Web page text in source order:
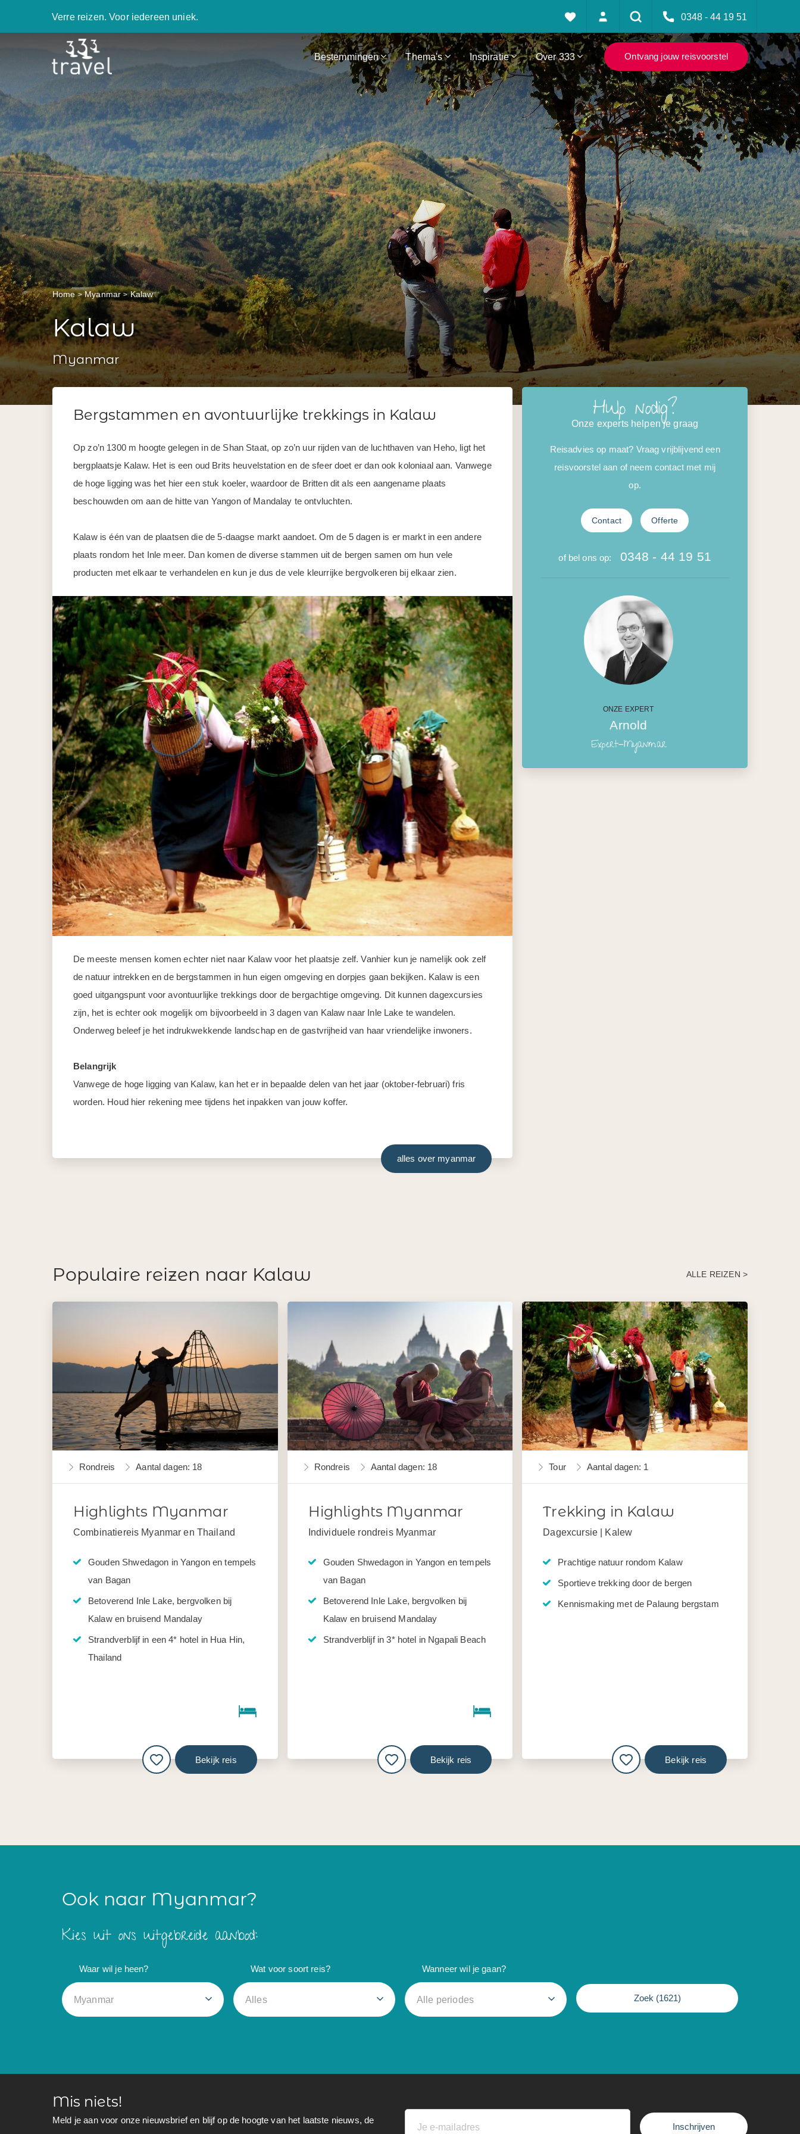
Verre reizen. Voor iedereen uniek. 0348 - 44 19 51
Bestemmingen Thema's Inspiratie Over 333 Ontvang jouw reisvoorstel
Home Myanmar Kalaw
Kalaw
Myanmar
Bergstammen en avontuurlijke trekkings in Kalaw
Op zo’n 1300 m hoogte gelegen in de Shan Staat, op zo’n uur rijden van de luchthaven van Heho, ligt het
bergplaatsje Kalaw. Het is een oud Brits heuvelstation en de sfeer doet er dan ook koloniaal aan. Vanwege
de hoge ligging was het hier een stuk koeler, waardoor de Britten dit als een aangename plaats
beschouwden om aan de hitte van Yangon of Mandalay te ontvluchten.
Kalaw is één van de plaatsen die de 5-daagse markt aandoet. Om de 5 dagen is er markt in een andere
plaats rondom het Inle meer. Dan komen de diverse stammen uit de bergen samen om hun vele
producten met elkaar te verhandelen en kun je dus de vele kleurrijke bergvolkeren bij elkaar zien.
De meeste mensen komen echter niet naar Kalaw voor het plaatsje zelf. Vanhier kun je namelijk ook zelf
de natuur intrekken en de bergstammen in hun eigen omgeving en dorpjes gaan bekijken. Kalaw is een
goed uitgangspunt voor avontuurlijke trekkings door de bergachtige omgeving. Dit kunnen dagexcursies
zijn, het is echter ook mogelijk om bijvoorbeeld in 3 dagen van Kalaw naar Inle Lake te wandelen.
Onderweg beleef je het indrukwekkende landschap en de gastvrijheid van haar vriendelijke inwoners.
Belangrijk
Vanwege de hoge ligging van Kalaw, kan het er in bepaalde delen van het jaar (oktober-februari) fris
worden. Houd hier rekening mee tijdens het inpakken van jouw koffer.
alles over myanmar
Hulp nodig?
Onze experts helpen je graag
Reisadvies op maat? Vraag vrijblijvend een
reisvoorstel aan of neem contact met mij
op.
Contact Offerte
of bel ons op: 0348 - 44 19 51
ONZE EXPERT
Arnold
Expert-Myanmar
Populaire reizen naar Kalaw ALLE REIZEN >
Rondreis Aantal dagen: 18
Highlights Myanmar
Combinatiereis Myanmar en Thailand
Gouden Shwedagon in Yangon en tempels
van Bagan
Betoverend Inle Lake, bergvolken bij
Kalaw en bruisend Mandalay
Strandverblijf in een 4* hotel in Hua Hin,
Thailand
Bekijk reis
Rondreis Aantal dagen: 18
Highlights Myanmar
Individuele rondreis Myanmar
Gouden Shwedagon in Yangon en tempels
van Bagan
Betoverend Inle Lake, bergvolken bij
Kalaw en bruisend Mandalay
Strandverblijf in 3* hotel in Ngapali Beach
Bekijk reis
Tour Aantal dagen: 1
Trekking in Kalaw
Dagexcursie | Kalew
Prachtige natuur rondom Kalaw
Sportieve trekking door de bergen
Kennismaking met de Palaung bergstam
Bekijk reis
Ook naar Myanmar?
Kies uit ons uitgebreide aanbod:
Waar wil je heen?
Myanmar
Wat voor soort reis?
Alles
Wanneer wil je gaan?
Alle periodes Zoek (1621)
Mis niets!
Meld je aan voor onze nieuwsbrief en blijf op de hoogte van het laatste nieuws, de
Inschrijven